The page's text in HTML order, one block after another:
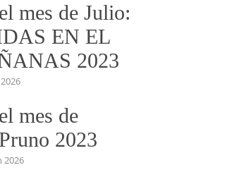
mes de Julio:
EN EL
2023
mes de
2023
2026